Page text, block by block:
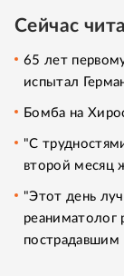
Сейчас
65 лет
испытал
Бомба на
"С
второй месяц
"Этот день
реаниматолог
пострадавшим